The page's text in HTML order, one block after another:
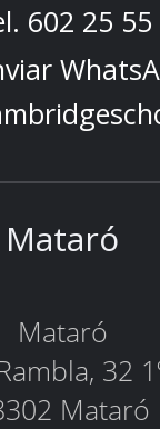
602 25
Mataró
Mataró
32
Mataró